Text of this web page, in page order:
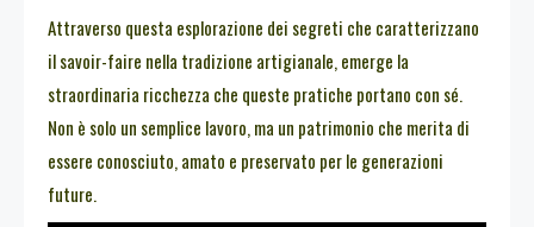
Attraverso questa esplorazione dei segreti che caratterizzano
il savoir-faire nella tradizione artigianale, emerge la
straordinaria ricchezza che queste pratiche portano con sé.
Non è solo un semplice lavoro, ma un patrimonio che merita di
essere conosciuto, amato e preservato per le generazioni
future.